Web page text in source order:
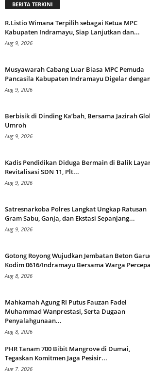
BERITA TERKINI
R.Listio Wimana Terpilih sebagai Ketua MPC
Kabupaten Indramayu, Siap Lanjutkan dan...
Aug 9, 2026
Musyawarah Cabang Luar Biasa MPC Pemuda
Pancasila Kabupaten Indramayu Digelar
Aug 9, 2026
Berbisik di Dinding Ka’bah, Bersama Jazirah
Umroh
Aug 9, 2026
Kadis Pendidikan Diduga Bermain di Balik
Revitalisasi SDN 11, Plt...
Aug 9, 2026
Satresnarkoba Polres Langkat Ungkap Ratusan
Gram Sabu, Ganja, dan Ekstasi Sepanjang...
Aug 9, 2026
Gotong Royong Wujudkan Jembatan Beton
Kodim 0616/Indramayu Bersama Warga
Aug 8, 2026
Mahkamah Agung RI Putus Fauzan Fadel
Muhammad Wanprestasi, Serta Dugaan
Penyalahgunaan...
Aug 8, 2026
PHR Tanam 700 Bibit Mangrove di Dumai,
Tegaskan Komitmen Jaga Pesisir...
Aug 7, 2026